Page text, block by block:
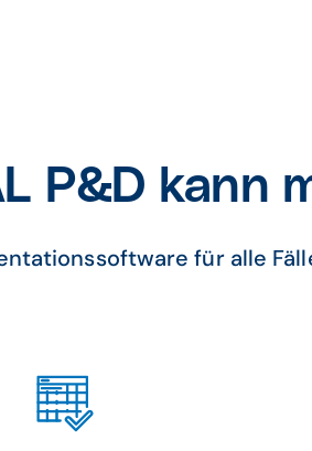
P&D kann
für alle